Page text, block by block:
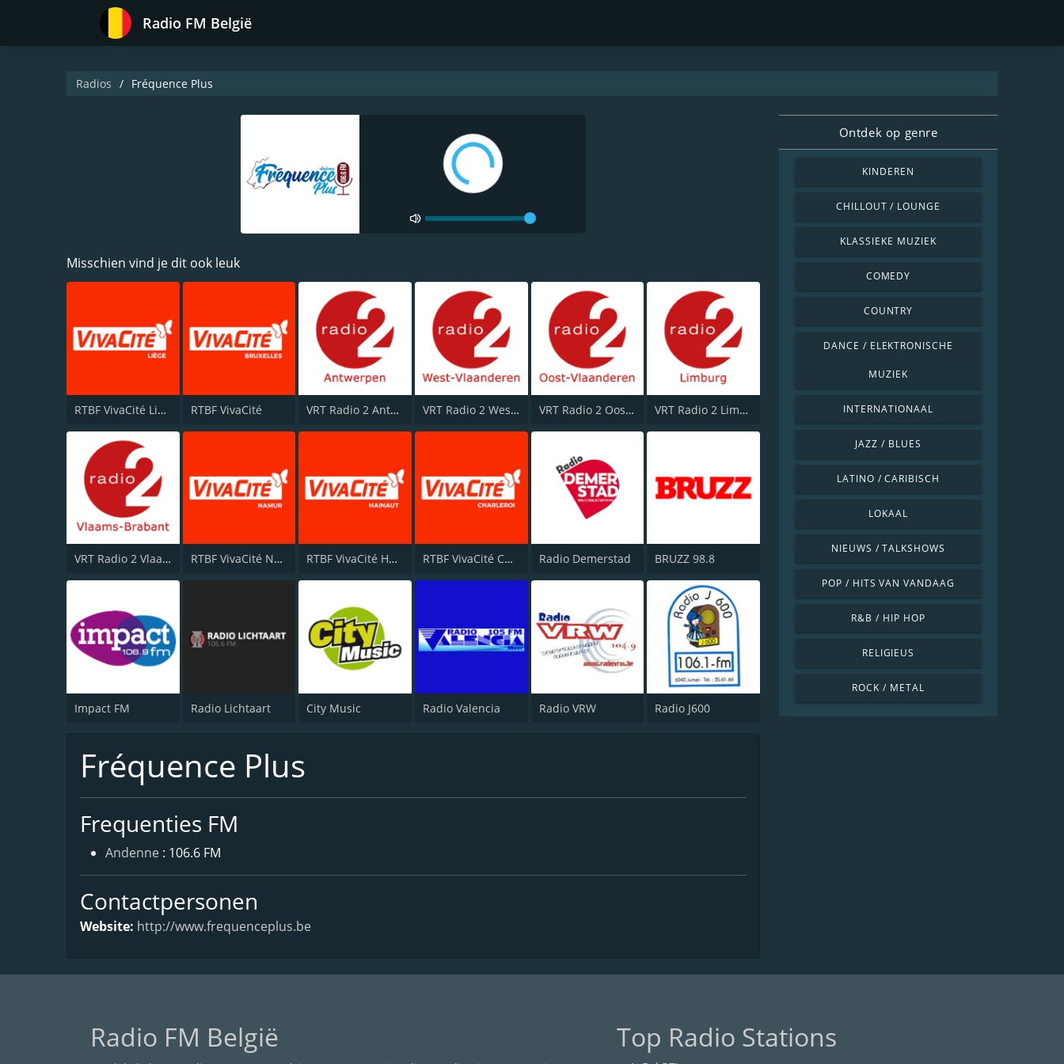
Radio FM België
Radios Fréquence Plus
Misschien vind je dit ook leuk
RTBF VivaCité Liège RTBF VivaCité VRT Radio 2 Antwerpen VRT Radio 2 West-Vlaanderen VRT Radio 2 Oost-Vlaanderen VRT Radio 2 Limburg
VRT Radio 2 Vlaams-Brabant RTBF VivaCité Namur RTBF VivaCité Hainaut RTBF VivaCité Charleroi Radio Demerstad BRUZZ 98.8
Impact FM Radio Lichtaart City Music Radio Valencia Radio VRW Radio J600
Fréquence Plus
Frequenties FM
Andenne : 106.6 FM
Contactpersonen
Website: http://www.frequenceplus.be
Ontdek op genre
KINDEREN
CHILLOUT / LOUNGE
KLASSIEKE MUZIEK
COMEDY
COUNTRY
DANCE / ELEKTRONISCHE
MUZIEK
INTERNATIONAAL
JAZZ / BLUES
LATINO / CARIBISCH
LOKAAL
NIEUWS / TALKSHOWS
POP / HITS VAN VANDAAG
R&B / HIP HOP
RELIGIEUS
ROCK / METAL
Radio FM België Top Radio Stations